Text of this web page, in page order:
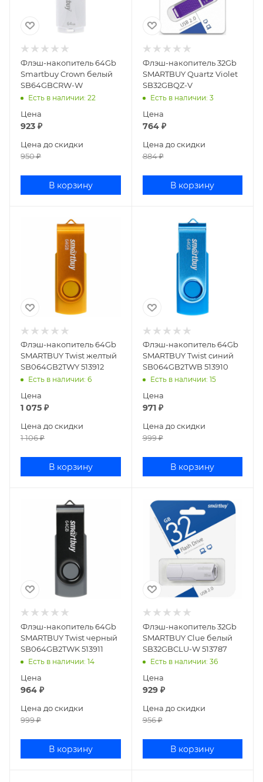
Флэш-накопитель 64Gb
Smartbuy Crown белый
SB64GBCRW-W
Есть в наличии: 22
Цена
923 ₽
Цена до скидки
950₽
В корзину
Флэш-накопитель 32Gb
SMARTBUY Quartz Violet
SB32GBQZ-V
Есть в наличии: 3
Цена
764₽
Цена до скидки
884₽
В корзину
Флэш-накопитель 64Gb
SMARTBUY Twist желтый
SB064GB2TWY 513912
Есть в наличии: 6
Цена
1 075 ₽
Цена до скидки
1 106₽
В корзину
Флэш-накопитель 64Gb
SMARTBUY Twist синий
SB064GB2TWB 513910
Есть в наличии: 15
Цена
971₽
Цена до скидки
999₽
В корзину
Флэш-накопитель 64Gb
SMARTBUY Twist черный
SB064GB2TWK 513911
Есть в наличии: 14
Цена
964 ₽
Цена до скидки
999₽
В корзину
Флэш-накопитель 32Gb
SMARTBUY Clue белый
SB32GBCLU-W 513787
Есть в наличии: 36
Цена
929₽
Цена до скидки
956₽
В корзину